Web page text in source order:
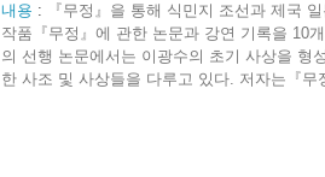
내용 :
『무정』을 통해 식민지 조선과 제국
작품『무정』에 관한 논문과 강연 기록을 10
의 선행 논문에서는 이광수의 초기 사상을 형
한 사조 및 사상들을 다루고 있다. 저자는『